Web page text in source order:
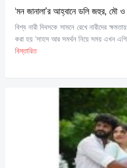
‘মন জানালা’র আহ্বানে ডলি জহুর, মৌ
বিশ্ব নারী দিবসকে সামনে রেখে নারীদের
করা হয় ‘সাহস আর সমর্থন নিয়ে সময় এখন
বিস্তারিত